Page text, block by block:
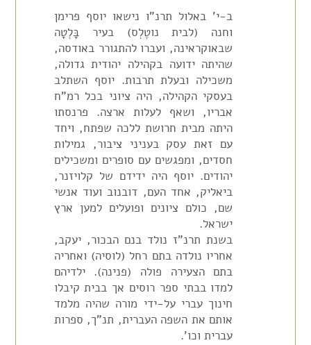
ב-י' באלול תרנ"ו נישאו יוסף פרימן
וחנה (לבית נוטֶלְס) בעיר בָּלְטָה
שבאוקראינה, ועברו להתגורר באודסה,
שהיתה ידועה בקהילה יהודית גדולה,
משכילה ובעלת תרבות. יוסף השתלב
בעסקי הקהילה, היה ציוני בכל רמ"ח
אבריו, ושאף לעלות ארצה. פרנסתו
היתה מבית חרושת ללכה שפתח, ויחד
עם זאת עסק בעניני ציבור, גמילות
חסדים, ומפגשים עם סופרים ומשכילים
יהודים. יוסף היה ידידם של קלויזנר,
ביאליק, אחד העם, דובנוב ועוד אנשי
שם, כולם ציונים ופועלים למען ארץ
ישראל.
בשנת תרנ"ז נולד בנם הבכור, יעקב,
אחריו נולדה בתם רחל (לוסיה) ואחריה
בתם הצעירה פולה (פנינה). ילדיהם
למדו בבתי ספר רוסים אך בבית קיבלו
חינוך עברי על-ידי מורה שהיה מלמד
אותם את השפה העברית, תנ"ך, ספרות
עברית וכו'.